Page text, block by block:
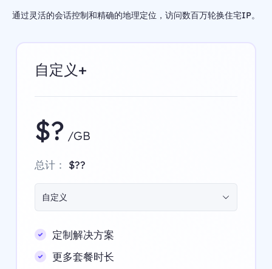
通过灵活的会话控制和精确的地理定位，访问数百万轮换住宅IP。
自定义+
$? /GB
总计： $??
自定义
定制解决方案
更多套餐时长